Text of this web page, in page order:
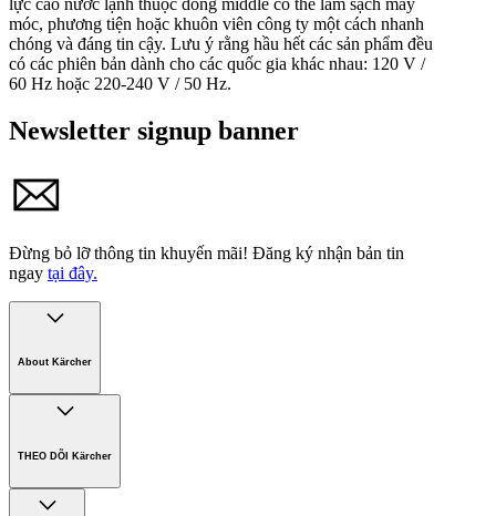
móc, phương tiện hoặc khuôn viên công ty một cách nhanh
chóng và đáng tin cậy. Lưu ý rằng hầu hết các sản phẩm đều
có các phiên bản dành cho các quốc gia khác nhau: 120 V /
60 Hz hoặc 220-240 V / 50 Hz.
Newsletter signup banner
Đừng bỏ lỡ thông tin khuyến mãi! Đăng ký nhận bản tin
ngay tại đây.
About Kärcher
Công ty Karcher
Tuyển dụng
Phát triển bền vững
Chính sách bảo hành các sản phẩm
THEO DÕI Kärcher